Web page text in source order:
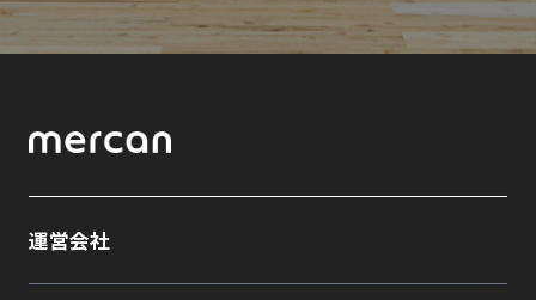
運営会社